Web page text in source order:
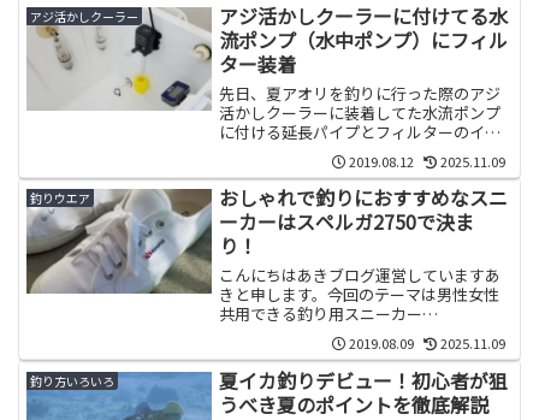
アジ活かしクーラー
アジ活かしクーラーに付けてる水
流ポンプ（水中ポンプ）にフィル
ター装着
先日、夏アオリを釣りに行った際のアジ
活かしクーラーに装着してた水流ポンプ
に付ける延長パイプとフィルターのイン
プレですｗもともとの狙いはプロテイン
スキマーの排出口...2019.08.12 2025.11.09
釣りウエア
おしゃれで釣りにおすすめなスニ
ーカーはスペルガ2750で決ま
り！
こんにちはあきブログ運営していますあ
きと申します。今回のテーマは男性女性
共用できる釣り用スニーカー
SUPERUGA（スペルガ）おしゃれでセレ
ブな釣りスニーカーで...
2019.08.09 2025.11.09
釣り方いろいろ
夏イカ釣りデビュー！初心者が狙
うべき夏のポイントを徹底解説